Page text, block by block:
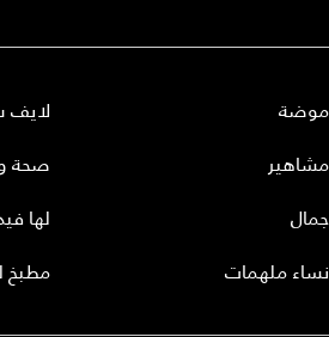
موضة
مشاهير
جمال
نساء ملهمات
لايف
صحة
لها
مطبخ